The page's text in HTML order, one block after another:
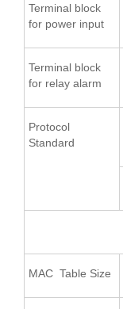
Terminal block
for power input
Terminal block
for relay alarm
Protocol
Standard
MAC Table Size